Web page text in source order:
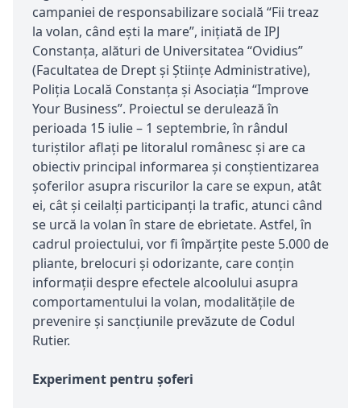
campaniei de responsabilizare socială “Fii treaz
la volan, când eşti la mare”, iniţiată de IPJ
Constanţa, alături de Universitatea “Ovidius”
(Facultatea de Drept şi Ştiinţe Administrative),
Poliţia Locală Constanţa şi Asociaţia “Improve
Your Business”. Proiectul se derulează în
perioada 15 iulie – 1 septembrie, în rândul
turiştilor aflaţi pe litoralul românesc şi are ca
obiectiv principal informarea şi conştientizarea
şoferilor asupra riscurilor la care se expun, atât
ei, cât şi ceilalţi participanţi la trafic, atunci când
se urcă la volan în stare de ebrietate. Astfel, în
cadrul proiectului, vor fi împărţite peste 5.000 de
pliante, brelocuri şi odorizante, care conţin
informaţii despre efectele alcoolului asupra
comportamentului la volan, modalităţile de
prevenire şi sancţiunile prevăzute de Codul
Rutier.
Experiment pentru şoferi